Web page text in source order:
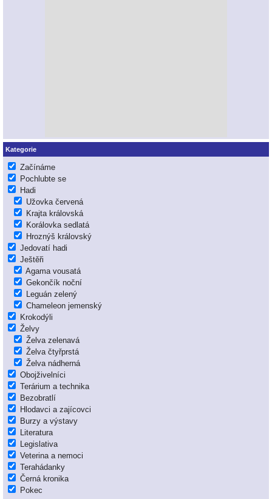
Kategorie
Začínáme
Pochlubte se
Hadi
Užovka červená
Krajta královská
Korálovka sedlatá
Hroznýš královský
Jedovatí hadi
Ještěři
Agama vousatá
Gekončík noční
Leguán zelený
Chameleon jemenský
Krokodýli
Želvy
Želva zelenavá
Želva čtyřprstá
Želva nádherná
Obojživelníci
Terárium a technika
Bezobratlí
Hlodavci a zajícovci
Burzy a výstavy
Literatura
Legislativa
Veterina a nemoci
Terahádanky
Černá kronika
Pokec